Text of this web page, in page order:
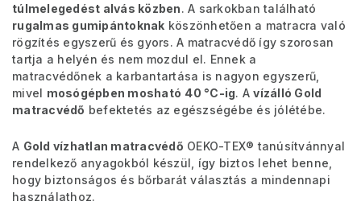
túlmelegedést alvás közben. A sarkokban található
rugalmas gumipántoknak köszönhetően a matracra való
rögzítés egyszerű és gyors. A matracvédő így szorosan
tartja a helyén és nem mozdul el. Ennek a
matracvédőnek a karbantartása is nagyon egyszerű,
mivel mosógépben mosható 40 °C-ig. Avízálló Gold
matracvédő befektetés az egészségébe és jólétébe.
A Gold vízhatlan matracvédő OEKO-TEX® tanúsítvánnyal
rendelkező anyagokból készül, így biztos lehet benne,
hogy biztonságos és bőrbarát választás a mindennapi
használathoz.